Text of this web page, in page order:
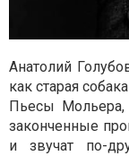
Анатолий
как старая
Пьесы
законченные
и звучат по-